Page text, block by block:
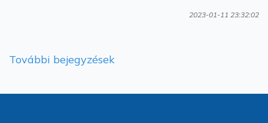
2023-01-11 23:32:02
További bejegyzések